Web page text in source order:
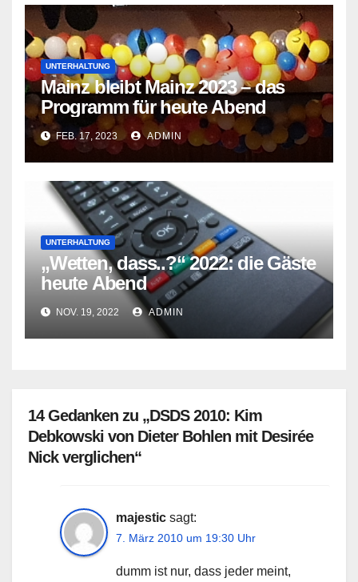
UNTERHALTUNG
Mainz bleibt Mainz 2023 – das
Programm für heute Abend
FEB. 17, 2023 ADMIN
UNTERHALTUNG
„Wetten, dass..?“ 2022: die Gäste
heute Abend
NOV. 19, 2022 ADMIN
14 Gedanken zu „DSDS 2010: Kim
Debkowski von Dieter Bohlen mit Desirée
Nick verglichen“
majestic sagt:
7. März 2010 um 19:30 Uhr
dumm ist nur, dass jeder meint,